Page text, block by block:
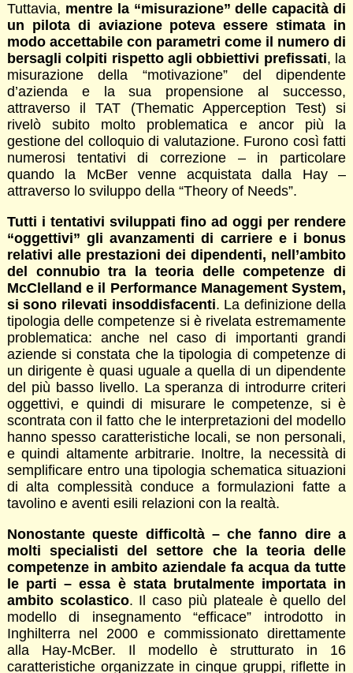
Tuttavia, mentre la “misurazione” delle capacità di
un pilota di aviazione poteva essere stimata in
modo accettabile con parametri come il numero di
bersagli colpiti rispetto agli obbiettivi prefissati, la
misurazione della “motivazione” del dipendente
d’azienda e la sua propensione al successo,
attraverso il TAT (Thematic Apperception Test) si
rivelò subito molto problematica e ancor più la
gestione del colloquio di valutazione. Furono così fatti
numerosi tentativi di correzione – in particolare
quando la McBer venne acquistata dalla Hay –
attraverso lo sviluppo della “Theory of Needs”.
Tutti i tentativi sviluppati fino ad oggi per rendere
“oggettivi” gli avanzamenti di carriere e i bonus
relativi alle prestazioni dei dipendenti, nell’ambito
del connubio tra la teoria delle competenze di
McClelland e il Performance Management System,
si sono rilevati insoddisfacenti. La definizione della
tipologia delle competenze si è rivelata estremamente
problematica: anche nel caso di importanti grandi
aziende si constata che la tipologia di competenze di
un dirigente è quasi uguale a quella di un dipendente
del più basso livello. La speranza di introdurre criteri
oggettivi, e quindi di misurare le competenze, si è
scontrata con il fatto che le interpretazioni del modello
hanno spesso caratteristiche locali, se non personali,
e quindi altamente arbitrarie. Inoltre, la necessità di
semplificare entro una tipologia schematica situazioni
di alta complessità conduce a formulazioni fatte a
tavolino e aventi esili relazioni con la realtà.
Nonostante queste difficoltà – che fanno dire a
molti specialisti del settore che la teoria delle
competenze in ambito aziendale fa acqua da tutte
le parti – essa è stata brutalmente importata in
ambito scolastico. Il caso più plateale è quello del
modello di insegnamento “efficace” introdotto in
Inghilterra nel 2000 e commissionato direttamente
alla Hay-McBer. Il modello è strutturato in 16
caratteristiche organizzate in cinque gruppi, riflette in